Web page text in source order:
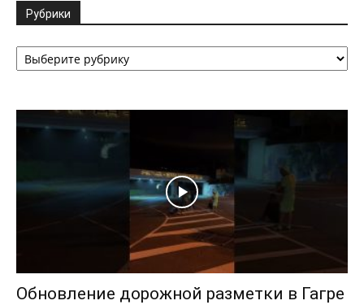
Рубрики
Рубрики
Обновление дорожной разметки в Гагре